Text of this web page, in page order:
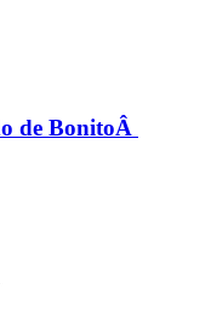
de BonitoÂ